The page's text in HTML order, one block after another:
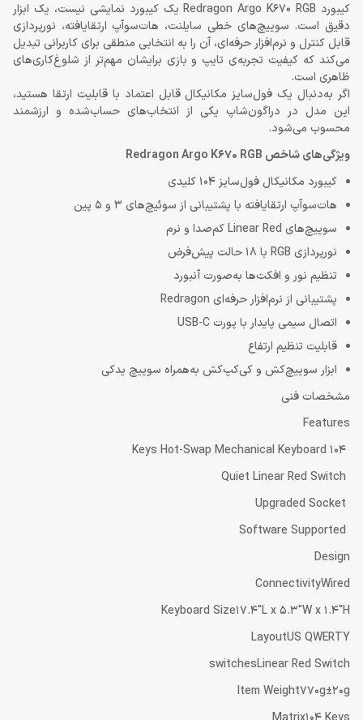
کیبورد Redragon Argo K670 RGB یک کیبورد نمایشی نیست، یک ابزار
دقیق است. سوییچ‌های خطی سایلنت، هات‌سوآپ ارتقایافته، نورپردازی
قابل کنترل و نرم‌افزار حرفه‌ای، آن را به انتخابی منطقی برای کاربرانی تبدیل
می‌کند که کیفیت تجربه‌ی تایپ و بازی برایشان مهم‌تر از شلوغ‌کاری‌های
ظاهری است.
اگر به‌دنبال یک فول‌سایز مکانیکال قابل اعتماد با قابلیت ارتقا هستید،
این مدل در دراگون‌شاپ یکی از انتخاب‌های حساب‌شده و ارزشمند
محسوب می‌شود.
ویژگی‌های شاخص Redragon Argo K670 RGB
کیبورد مکانیکال فول‌سایز 104 کلیدی
هات‌سوآپ ارتقایافته با پشتیبانی از سوئیچ‌های 3 و 5 پین
سوییچ‌های Linear Red کم‌صدا و نرم
نورپردازی RGB با 18 حالت پیش‌فرض
تنظیم نور و افکت‌ها به‌صورت آنبورد
پشتیبانی از نرم‌افزار حرفه‌ای Redragon
اتصال سیمی پایدار با پورت USB-C
قابلیت تنظیم ارتفاع
ابزار سوییچ‌کش و کی‌کپ‌کش به‌همراه سوییچ یدکی
مشخصات فنی
Features
Design
ConnectivityWired
Keyboard Size17.4″L x 5.3″W x 1.4″H
LayoutUS QWERTY
switchesLinear Red Switch
Item Weight770g±20g